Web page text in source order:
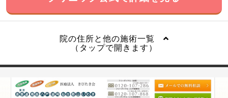
院の住所と他の施術一覧
（タップで開きます）